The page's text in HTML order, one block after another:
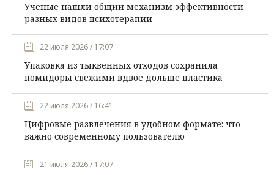
Ученые нашли общий механизм эффективности
разных видов психотерапии
22 июля 2026 / 17:07
Упаковка из тыквенных отходов сохранила
помидоры свежими вдвое дольше пластика
22 июля 2026 / 16:41
Цифровые развлечения в удобном формате: что
важно современному пользователю
21 июля 2026 / 17:07